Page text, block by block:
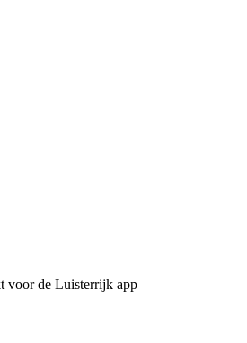
voor de Luisterrijk app